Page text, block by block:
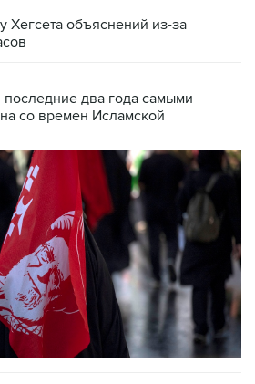
Хегсета объяснений из-за
два года самыми
со времен Исламской